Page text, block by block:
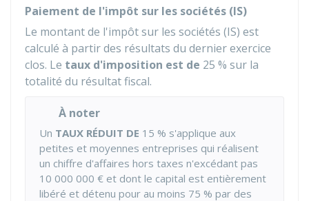
Paiement de l'impôt sur les sociétés (IS)
Le montant de l'impôt sur les sociétés (IS) est
calculé à partir des résultats du dernier exercice
clos. Le taux d'imposition est de 25 % sur la
totalité du résultat fiscal.
À noter
Un TAUX RÉDUIT DE 15 % s'applique aux
petites et moyennes entreprises qui réalisent
un chiffre d'affaires hors taxes n'excédant pas
10 000 000 € et dont le capital est entièrement
libéré et détenu pour au moins 75 % par des